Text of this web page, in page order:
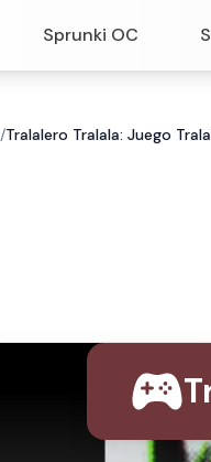
Sprunki OC
/Tralalero Tralala: Juego